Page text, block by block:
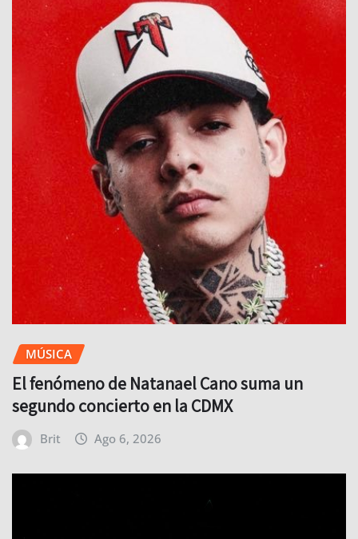
MÚSICA
El fenómeno de Natanael Cano suma un
segundo concierto en la CDMX
Brit Ago 6, 2026